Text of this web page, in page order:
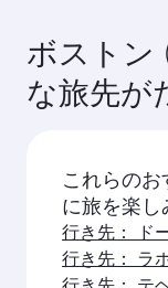
ボストン
な旅先が
これらの
に旅を楽し
行き先： ド
行き先： ラ